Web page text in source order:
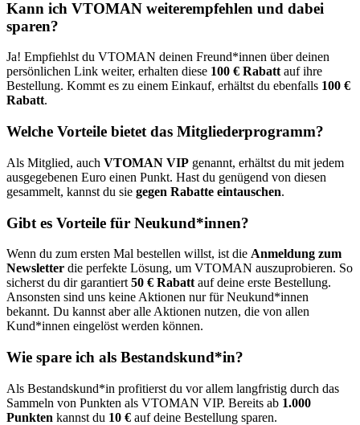
Kann ich VTOMAN weiterempfehlen und dabei
sparen?
Ja! Empfiehlst du VTOMAN deinen Freund*innen über deinen
persönlichen Link weiter, erhalten diese 100 € Rabatt auf ihre
Bestellung. Kommt es zu einem Einkauf, erhältst du ebenfalls 100 €
Rabatt.
Welche Vorteile bietet das Mitgliederprogramm?
Als Mitglied, auch VTOMAN VIP genannt, erhältst du mit jedem
ausgegebenen Euro einen Punkt. Hast du genügend von diesen
gesammelt, kannst du sie gegen Rabatte eintauschen.
Gibt es Vorteile für Neukund*innen?
Wenn du zum ersten Mal bestellen willst, ist die Anmeldung zum
Newsletter die perfekte Lösung, um VTOMAN auszuprobieren. So
sicherst du dir garantiert 50 € Rabatt auf deine erste Bestellung.
Ansonsten sind uns keine Aktionen nur für Neukund*innen
bekannt. Du kannst aber alle Aktionen nutzen, die von allen
Kund*innen eingelöst werden können.
Wie spare ich als Bestandskund*in?
Als Bestandskund*in profitierst du vor allem langfristig durch das
Sammeln von Punkten als VTOMAN VIP. Bereits ab 1.000
Punkten kannst du 10 € auf deine Bestellung sparen.